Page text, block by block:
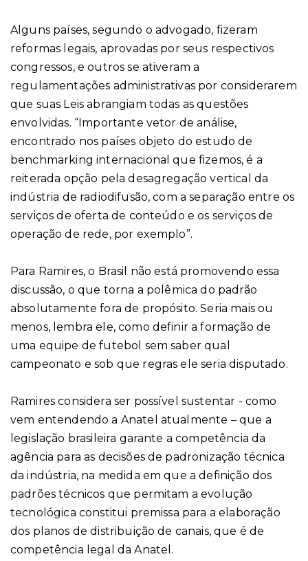
Alguns países, segundo o advogado, fizeram
reformas legais, aprovadas por seus respectivos
congressos, e outros se ativeram a
regulamentações administrativas por considerarem
que suas Leis abrangiam todas as questões
envolvidas. “Importante vetor de análise,
encontrado nos países objeto do estudo de
benchmarking internacional que fizemos, é a
reiterada opção pela desagregação vertical da
indústria de radiodifusão, com a separação entre os
serviços de oferta de conteúdo e os serviços de
operação de rede, por exemplo”.
Para Ramires, o Brasil não está promovendo essa
discussão, o que torna a polêmica do padrão
absolutamente fora de propósito. Seria mais ou
menos, lembra ele, como definir a formação de
uma equipe de futebol sem saber qual
campeonato e sob que regras ele seria disputado.
Ramires considera ser possível sustentar - como
vem entendendo a Anatel atualmente – que a
legislação brasileira garante a competência da
agência para as decisões de padronização técnica
da indústria, na medida em que a definição dos
padrões técnicos que permitam a evolução
tecnológica constitui premissa para a elaboração
dos planos de distribuição de canais, que é de
competência legal da Anatel.